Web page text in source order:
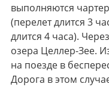
выполняются
(перелет длится 3
длится 4 часа).
озера Целлер-Зее.
на поезде в
Дорога в этом